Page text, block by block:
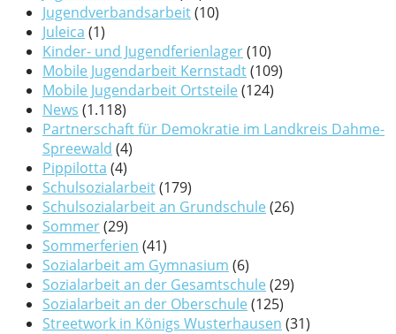
Jugendverbandsarbeit(10)
Juleica (1)
Kinder- und Jugendferienlager(10)
Mobile Jugendarbeit Kernstadt(109)
Mobile Jugendarbeit Ortsteile (124)
News (1.118)
Partnerschaft für Demokratie im Landkreis Dahme-
Spreewald (4)
Pippilotta (4)
Schulsozialarbeit(179)
Schulsozialarbeit an Grundschule (26)
Sommer(29)
Sommerferien (41)
Sozialarbeit am Gymnasium (6)
Sozialarbeit an der Gesamtschule (29)
Sozialarbeit an der Oberschule (125)
Streetwork in Königs Wusterhausen (31)